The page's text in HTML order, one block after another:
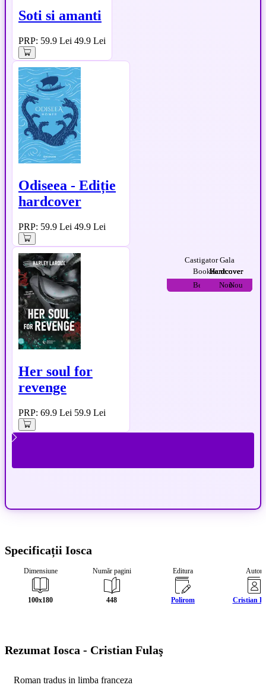
BestSeller
BestSeller
BestSeller
BestSeller
BestSeller
Castigator Gala
Bookzone
BestSeller
Hardcover
BestSeller
Hardcover
BestSeller
BestSeller
Nou
Hardcover
NouNou
Nou
Soti si amanti
PRP: 59.9 Lei 49.9 Lei
Hardcover
Nou
Odiseea - Ediție
hardcover
PRP: 59.9 Lei 49.9 Lei
Nou
Her soul for
revenge
PRP: 69.9 Lei 59.9 Lei
Specificații Iosca
Dimensiune
100x180
Număr pagini
448
Editura
Polirom
Autor
Cristian
Rezumat Iosca - Cristian Fulaş
Roman tradus in limba franceza